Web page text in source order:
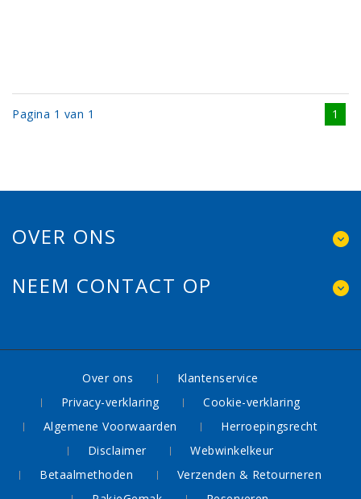
Pagina 1 van 1 1
OVER ONS
NEEM CONTACT OP
Over ons
Klantenservice
Privacy-verklaring
Cookie-verklaring
Algemene Voorwaarden
Herroepingsrecht
Disclaimer
Webwinkelkeur
Betaalmethoden
Verzenden & Retourneren